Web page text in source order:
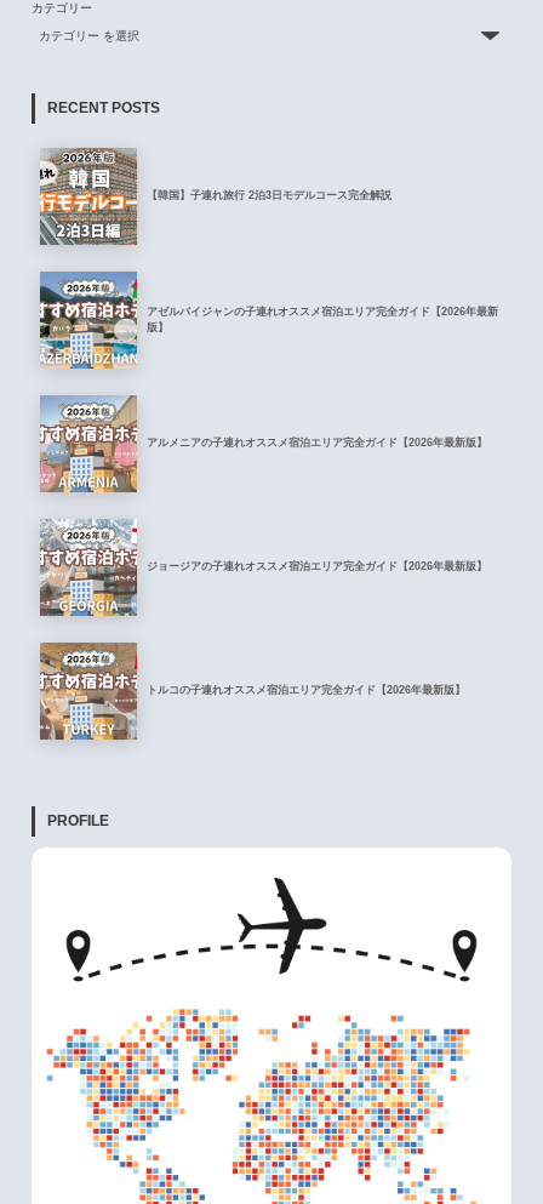
カテゴリー
RECENT POSTS
【韓国】子連れ旅行 2泊3日モデルコース完全解説
アゼルバイジャンの子連れオススメ宿泊エリア完全ガイド【2026年最新
版】
アルメニアの子連れオススメ宿泊エリア完全ガイド【2026年最新版】
ジョージアの子連れオススメ宿泊エリア完全ガイド【2026年最新版】
トルコの子連れオススメ宿泊エリア完全ガイド【2026年最新版】
PROFILE